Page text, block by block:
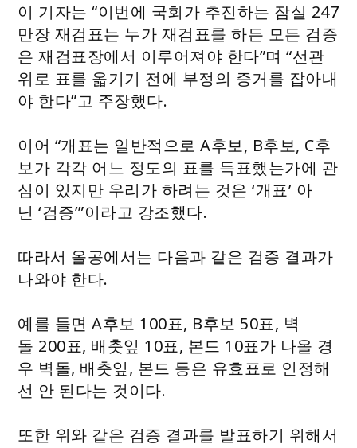
이 기자는 “이번에 국회가 추진하는 잠실 247
만장 재검표는 누가 재검표를 하든 모든 검증
은 재검표장에서 이루어져야 한다”며 “선관
위로 표를 옯기기 전에 부정의 증거를 잡아내
야 한다”고 주장했다.
이어 “개표는 일반적으로 A후보, B후보, C후
보가 각각 어느 정도의 표를 득표했는가에 관
심이 있지만 우리가 하려는 것은 ‘개표’ 아
닌 ‘검증’”이라고 강조했다.
따라서 올공에서는 다음과 같은 검증 결과가
나와야 한다.
예를 들면 A후보 100표, B후보 50표, 벽
돌 200표, 배춧잎 10표, 본드 10표가 나올 경
우 벽돌, 배춧잎, 본드 등은 유효표로 인정해
선 안 된다는 것이다.
또한 위와 같은 검증 결과를 발표하기 위해서